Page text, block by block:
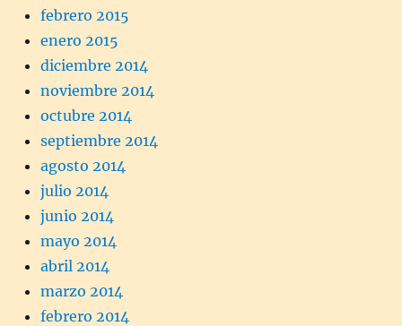
febrero 2015
enero 2015
diciembre 2014
noviembre 2014
octubre 2014
septiembre 2014
agosto 2014
julio 2014
junio 2014
mayo 2014
abril 2014
marzo 2014
febrero 2014